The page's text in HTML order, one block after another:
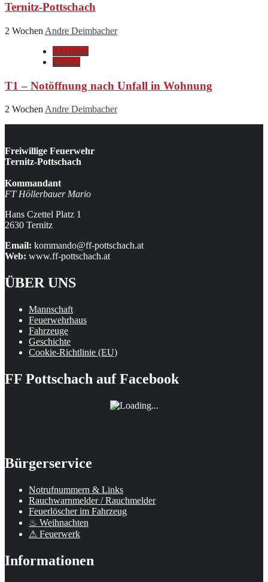
Ternitz-Pottschach
2 Wochen Andre Deimbacher
Aktuelles
Einsatz
T1 – Notöffnung nach Unfall in Wohnung
2 WochenAndre Deimbacher
Freiwillige Feuerwehr
Ternitz-Pottschach
Kommandant
FT Höllerbauer Mario
Hans Czettel Platz 1
2630 Ternitz
Email: kommando@ff-pottschach.at
Web: www.ff-pottschach.at
ÜBER UNS
Mannschaft
Feuerwehrhaus
Fahrzeuge
Geschichte
Cookie-Richtlinie (EU)
FF Pottschach auf Facebook
Bürgerservice
Notrufnummern & Links
Rauchwarnmelder / Rauchmelder
Feuerlöscher im Fahrzeug
♨ Weihnachten
⚠ Feuerwerk
Informationen